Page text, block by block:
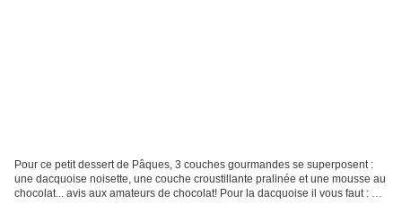
Pour ce petit dessert de Pâques, 3 couches gourmandes se superposent :
une dacquoise noisette, une couche croustillante pralinée et une mousse au
chocolat... avis aux amateurs de chocolat! Pour la dacquoise il vous faut : 3